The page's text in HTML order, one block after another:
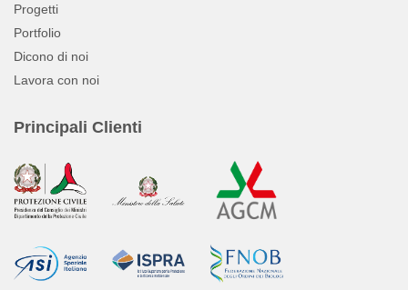
Progetti
Portfolio
Dicono di noi
Lavora con noi
Principali Clienti